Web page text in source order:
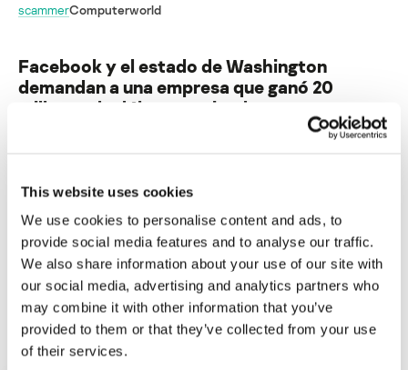
This website uses cookies
We use cookies to personalise content and ads, to
provide social media features and to analyse our traffic.
We also share information about your use of our site with
our social media, advertising and analytics partners who
may combine it with other information that you’ve
provided to them or that they’ve collected from your use
of their services.
scammerComputerworld
Facebook y el estado de Washington
demandan a una empresa que ganó 20
millones de dólares enviando spam
Nombre* Correo electrónico*